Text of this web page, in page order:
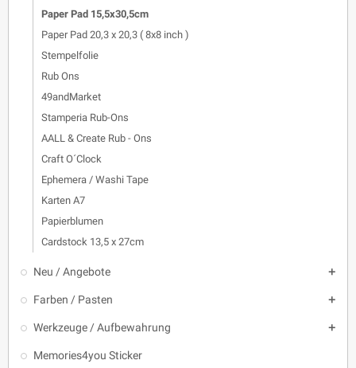
Paper Pad 15,5x30,5cm
Paper Pad 20,3 x 20,3 ( 8x8 inch )
Stempelfolie
Rub Ons
49andMarket
Stamperia Rub-Ons
AALL & Create Rub - Ons
Craft O´Clock
Ephemera / Washi Tape
Karten A7
Papierblumen
Cardstock 13,5 x 27cm
Neu / Angebote 
Farben / Pasten 
Werkzeuge / Aufbewahrung 
Memories4you Sticker